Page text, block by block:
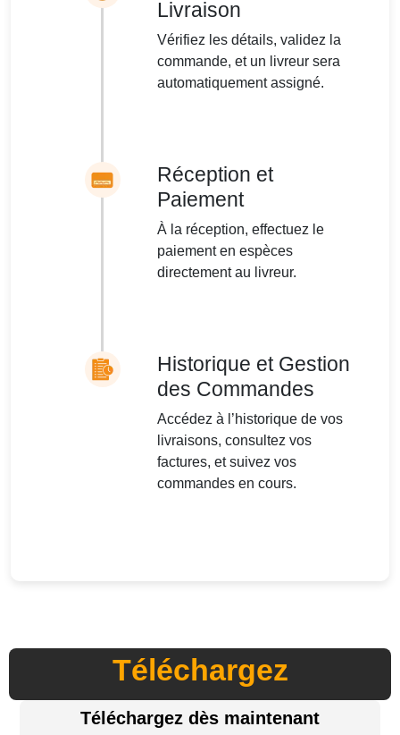
Livraison
Vérifiez les détails, validez la
commande, et un livreur sera
automatiquement assigné.
Réception et
Paiement
À la réception, effectuez le
paiement en espèces
directement au livreur.
Historique et Gestion
des Commandes
Accédez à l’historique de vos
livraisons, consultez vos
factures, et suivez vos
commandes en cours.
Téléchargez
Téléchargez dès maintenant